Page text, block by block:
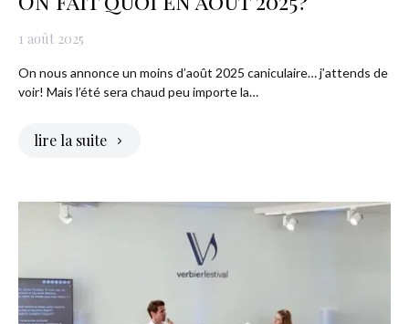
1 août 2025
On nous annonce un moins d’août 2025 caniculaire… j’attends de
voir! Mais l’été sera chaud peu importe la…
lire la suite